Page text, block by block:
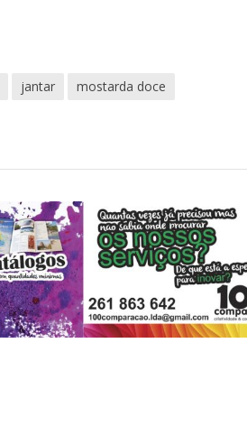
jantar
mostarda doce